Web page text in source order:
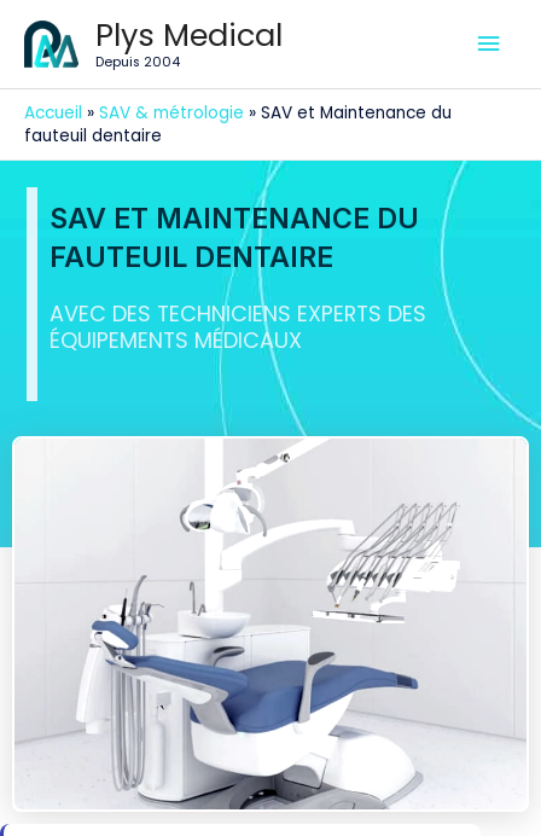
contenu
Plys Medical
Depuis 2004
Accueil » SAV & métrologie » SAV et Maintenance du
fauteuil dentaire
SAV ET MAINTENANCE DU
FAUTEUIL DENTAIRE
AVEC DES TECHNICIENS EXPERTS DES
ÉQUIPEMENTS MÉDICAUX